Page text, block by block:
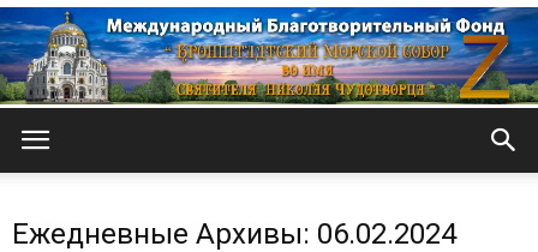
Ежедневные Архивы: 06.02.2024